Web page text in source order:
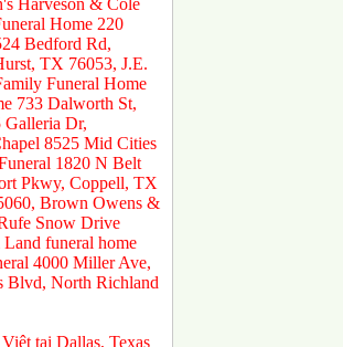
Harveson & Cole
Home 220
Bedford Rd,
TX 76053, J.E.
Funeral Home
733 Dalworth St,
Dr,
8525 Mid Cities
1820 N Belt
Pkwy, Coppell, TX
Brown Owens &
Snow Drive
funeral home
4000 Miller Ave,
Blvd, North Richland
tại Dallas, Texas